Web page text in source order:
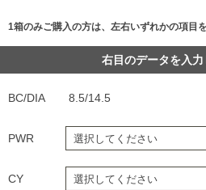
1箱のみご購入の方は、左右いずれかの項目
右目のデータを入
BC/DIA 8.5/14.5
PWR
CY